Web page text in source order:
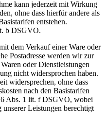
kann jederzeit mit Wirkung
ohne dass hierfür andere als
entstehen.
b DSGVO.
dem Verkauf einer Ware oder
Postadresse werden wir zur
oder Dienstleistungen
nicht widersprochen haben.
widersprechen, ohne dass
nach den Basistarifen
6 Abs. 1 lit. f DSGVO, wobei
unserer Leistungen berechtigt